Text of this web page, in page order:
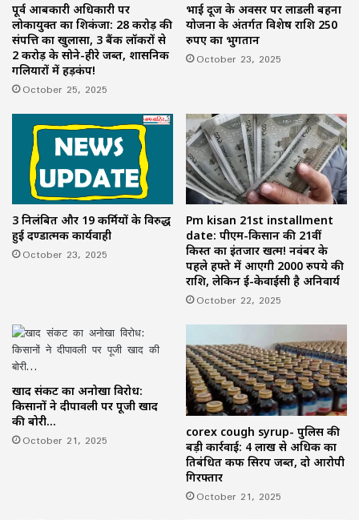
पूर्व आबकारी अधिकारी पर
लोकायुक्त का शिकंजा: 28 करोड़ की
संपत्ति का खुलासा, 3 बैंक लॉकरों से
2 करोड़ के सोने-हीरे जब्त, प्रशासनिक
गलियारों में हड़कंप!
October 25, 2025
भाई दूज के अवसर पर लाडली बहना
योजना के अंतर्गत विशेष राशि 250
रुपए का भुगतान
October 23, 2025
3 निलंबित और 19 कर्मियों के विरुद्ध
हुई दण्डात्मक कार्यवाही
October 23, 2025
Pm kisan 21st installment
date: पीएम-किसान की 21वीं
किस्त का इंतजार खत्म! नवंबर के
पहले हफ्ते में आएगी 2000 रुपये की
राशि, लेकिन ई-केवाईसी है अनिवार्य
October 22, 2025
खाद संकट का अनोखा विरोध:
किसानों ने दीपावली पर पूजी खाद
की बोरी…
October 21, 2025
corex cough syrup- पुलिस की
बड़ी कार्रवाई: 4 लाख से अधिक का
प्रतिबंधित कफ सिरप जब्त, दो आरोपी
गिरफ्तार
October 21, 2025